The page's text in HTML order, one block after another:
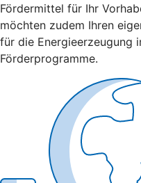
Fördermittel für Ihr
möchten zudem Ihren
für die Energieerzeugung
Förderprogramme.